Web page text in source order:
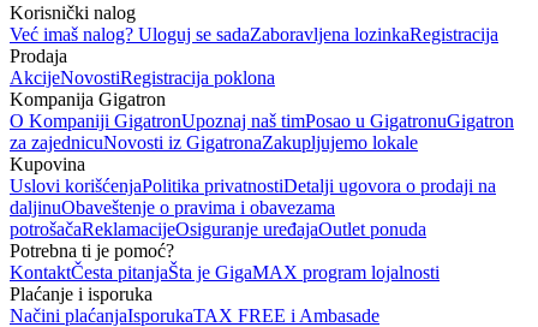
Korisnički nalog
Već imaš nalog? Uloguj se sadaZaboravljena lozinkaRegistracija
Prodaja
AkcijeNovostiRegistracija poklona
Kompanija Gigatron
O Kompaniji GigatronUpoznaj naš timPosao u GigatronuGigatron
za zajednicuNovosti iz GigatronaZakupljujemo lokale
Kupovina
Uslovi korišćenjaPolitika privatnostiDetalji ugovora o prodaji na
daljinuObaveštenje o pravima i obavezama
potrošačaReklamacijeOsiguranje uređajaOutlet ponuda
Potrebna ti je pomoć?
KontaktČesta pitanjaŠta je GigaMAX program lojalnosti
Plaćanje i isporuka
Načini plaćanjaIsporukaTAX FREE i Ambasade